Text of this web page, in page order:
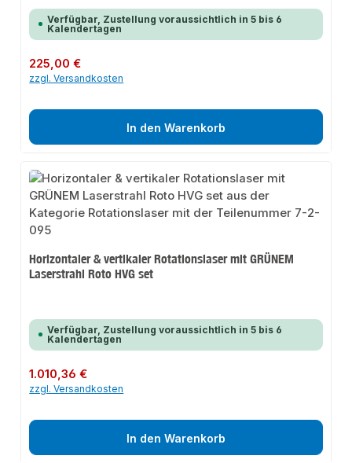
Verfügbar, Zustellung voraussichtlich in 5 bis 6
Kalendertagen
Regulärer Preis:
225,00 €
zzgl. Versandkosten
In den Warenkorb
Horizontaler & vertikaler Rotationslaser mit GRÜNEM
Laserstrahl Roto HVG set
Verfügbar, Zustellung voraussichtlich in 5 bis 6
Kalendertagen
Regulärer Preis:
1.010,36 €
zzgl. Versandkosten
In den Warenkorb